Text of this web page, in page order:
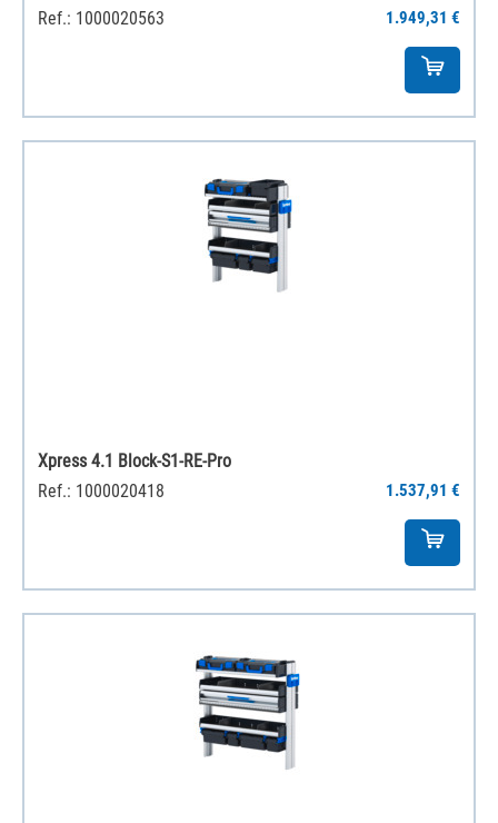
Ref.: 1000020563
1.949,31 €
Xpress 4.1 Block-S1-RE-Pro
Ref.: 1000020418
1.537,91 €